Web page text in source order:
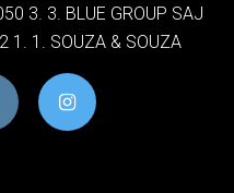
3. 3. BLUE GROUP SAJ
1. 1. SOUZA & SOUZA